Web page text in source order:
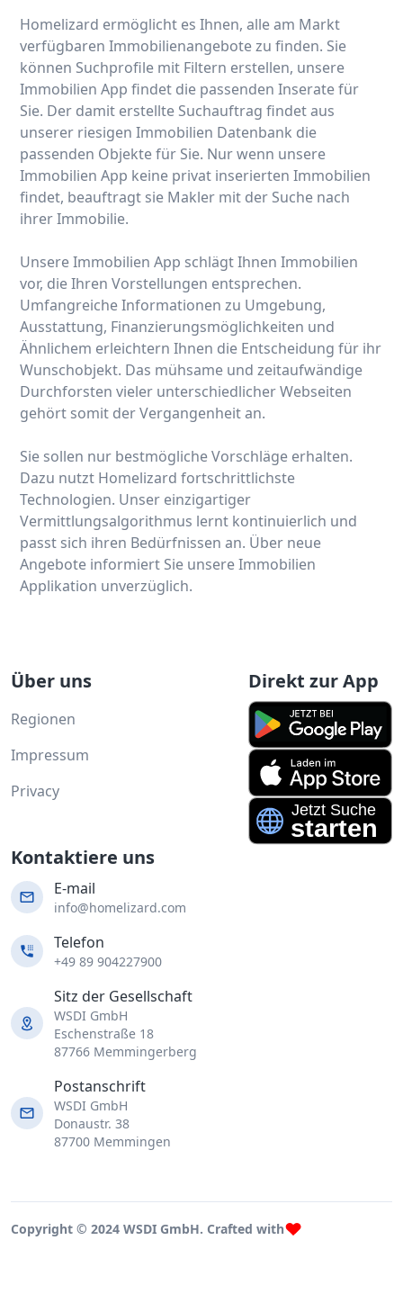
Homelizard ermöglicht es Ihnen, alle am Markt
verfügbaren Immobilienangebote zu finden. Sie
können Suchprofile mit Filtern erstellen, unsere
Immobilien App findet die passenden Inserate für
Sie. Der damit erstellte Suchauftrag findet aus
unserer riesigen Immobilien Datenbank die
passenden Objekte für Sie. Nur wenn unsere
Immobilien App keine privat inserierten Immobilien
findet, beauftragt sie Makler mit der Suche nach
ihrer Immobilie.
Unsere Immobilien App schlägt Ihnen Immobilien
vor, die Ihren Vorstellungen entsprechen.
Umfangreiche Informationen zu Umgebung,
Ausstattung, Finanzierungsmöglichkeiten und
Ähnlichem erleichtern Ihnen die Entscheidung für ihr
Wunschobjekt. Das mühsame und zeitaufwändige
Durchforsten vieler unterschiedlicher Webseiten
gehört somit der Vergangenheit an.
Sie sollen nur bestmögliche Vorschläge erhalten.
Dazu nutzt Homelizard fortschrittlichste
Technologien. Unser einzigartiger
Vermittlungsalgorithmus lernt kontinuierlich und
passt sich ihren Bedürfnissen an. Über neue
Angebote informiert Sie unsere Immobilien
Applikation unverzüglich.
Über uns
Regionen
Impressum
Privacy
Direkt zur App
Kontaktiere uns
E-mail
info@homelizard.com
Telefon
+49 89 904227900
Sitz der Gesellschaft
WSDI GmbH
Eschenstraße 18
87766 Memmingerberg
Postanschrift
WSDI GmbH
Donaustr. 38
87700 Memmingen
Copyright © 2024 WSDI GmbH. Crafted with